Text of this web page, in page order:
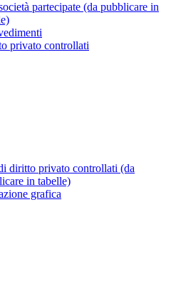
partecipate (da pubblicare in
privato controllati
diritto privato controllati (da
in tabelle)
grafica